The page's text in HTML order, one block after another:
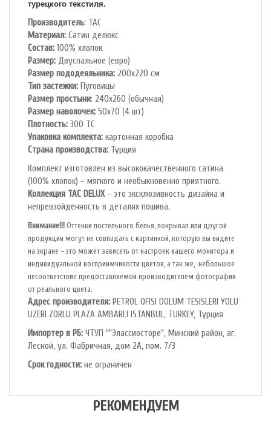
турецкого текстиля.
Производитель: TAC
Материал: Сатин делюкс
Состав: 100% хлопок
Размер: Двуспальное (евро)
Размер пододеяльника: 200х220 см
Тип застежки: Пуговицы
Размер простыни: 240х260 (обычная)
Размер наволочек: 50х70 (4 шт)
Плотность: 300 ТС
Упаковка комплекта: картонная коробка
Cтрана производства: Турция
Комплект изготовлен из высококачественного сатина
(100% хлопок) - мягкого и необыкновенно приятного.
Коллекция TAC DELUX- это эксклюзивность дизайна и
непревзойденность в деталях пошива.
Внимание!!! Оттенки постельного белья, покрывал или другой
продукции могут не совпадать с картинкой, которую вы видите
на экране – это может зависеть от настроек вашего монитора и
индивидуальной восприимчивости цветов, а так же, небольшое
несоответствие предоставляемой производителем фотографии
от реального цвета.
Адрес производителя: PETROL OFlSl DOLUM TESISLERI YOLU
UZERI ZORLU PLAZA AMBARLI ISTANBUL, TURKEY, Турция
Импортер в РБ: ЧТУП ""Элассиосторе", Минский район, аг.
Лесной, ул. Фабричная, дом 2А, пом. 7/3
Срок годности: не ограничен
РЕКОМЕНДУЕМ